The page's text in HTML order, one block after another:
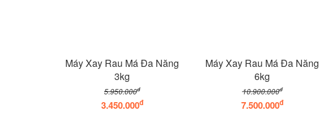
Máy Xay Rau Má Đa Năng
3kg
5.950.000đ
3.450.000đ
Máy Xay Rau Má Đa Năng
6kg
10.900.000đ
7.500.000đ